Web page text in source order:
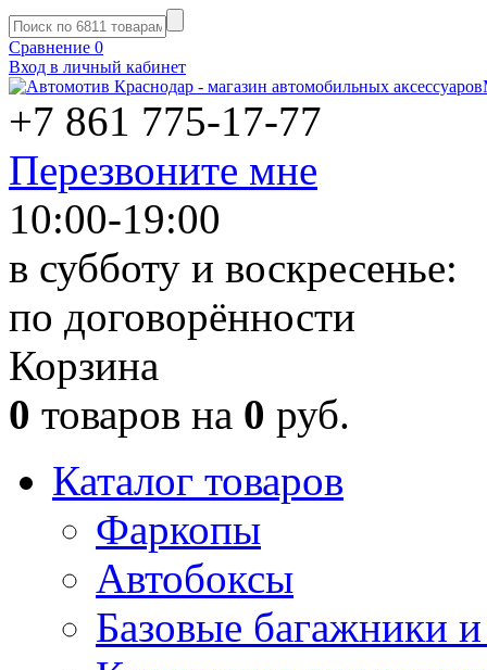
Сравнение 0
Вход в личный кабинет
+7 861 775-17-77
Перезвоните мне
10:00-19:00
в субботу и воскресенье:
по договорённости
Корзина
0 товаров на 0 руб.
Каталог товаров
Фаркопы
Автобоксы
Базовые багажники